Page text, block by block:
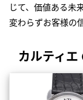
じて、価値ある未
変わらずお客様の
カルティ